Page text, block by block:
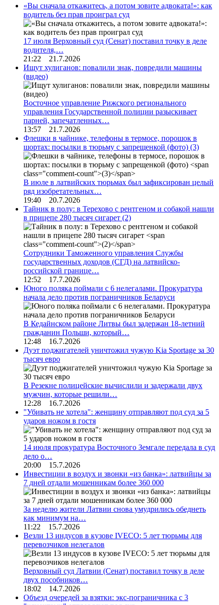
«Вы сначала откажитесь, а потом зовите адвоката!»: как
водитель без прав проиграл суд
17 июля Верховный суд (Сенат) поставил точку в деле
водителя,…
21:22 21.7.2026
Ищут хулиганов: повалили знак, повредили машины
(видео)
Восточное управление Рижского регионального
управления Государственной полиции разыскивает
парней, запечатленных…
13:57 21.7.2026
Флешки в чайнике, телефоны в термосе, порошок в
шортах: посылки в тюрьму с запрещенкой (фото) (3)
В июле в латвийских тюрьмах был зафиксирован целый
ряд изобретательных…
19:40 20.7.2026
Тайник в полу: в Терехово с рентгеном и собакой нашли
в прицепе 280 тысяч сигарет (2)
Сотрудники Таможенного управления Службы
государственных доходов (СГД) на латвийско-
российской границе…
12:52 17.7.2026
Юного поляка поймали с 6 нелегалами. Прокуратура
начала дело против пограничников Беларуси
В Кедайнском районе Литвы был задержан 18-летний
гражданин Польши, который…
12:48 16.7.2026
Дуэт поджигателей уничтожил чужую Kia Sportage за 30
тысяч евро
В Резекне полицейские вычислили и задержали двух
мужчин, которые решили…
12:28 16.7.2026
"Убивать не хотела": женщину отправляют под суд за 5
ударов ножом в гостя
14 июля прокуратура Восточного Земгале передала в суд
дело о…
20:00 15.7.2026
Инвестиции в воздух и звонки «из банка»: латвийцы за
7 дней отдали мошенникам более 360 000
За неделю жители Латвии снова умудрились обеднеть
как минимум на…
11:22 15.7.2026
Везли 13 индусов в кузове IVECO: 5 лет тюрьмы для
перевозчиков нелегалов
Верховный суд Латвии (Сенат) поставил точку в деле
двух пособников…
18:02 14.7.2026
Объезд очередей за взятки: экс-пограничника с 3